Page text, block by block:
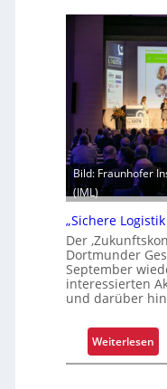
g
k
e
t
u
n
B
e
r
i
e
b
s
s
i
c
t
r
e
m
h
i
t
e
l
e
t
S
c
h
w
a
c
Bild: Fraunhofer
(IML)
„Sichere
Der
Dortmunder
September
interessierten
und darüber
Weiterlesen:
„